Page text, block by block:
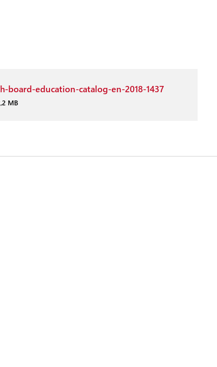
board-education-catalog-en-2018-1437
MB